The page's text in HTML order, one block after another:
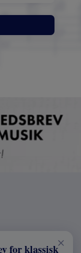
for klassisk